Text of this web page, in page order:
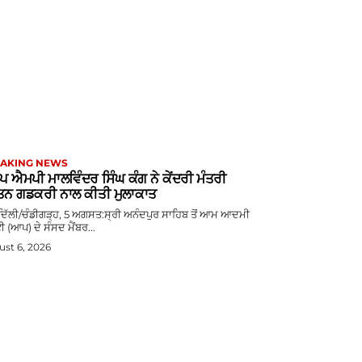
NEWS
ਐਮਪੀ ਮਾਲਵਿੰਦਰ ਸਿੰਘ ਕੰਗ ਨੇ ਕੇਂਦਰੀ ਮੰਤਰੀ
ਗਡਕਰੀ ਨਾਲ ਕੀਤੀ ਮੁਲਾਕਾਤ
ਚੰਡੀਗੜ੍ਹ, 5 ਅਗਸਤ:ਸ੍ਰੀ ਅਨੰਦਪੁਰ ਸਾਹਿਬ ਤੋਂ ਆਮ ਆਦਮੀ
(ਆਪ) ਦੇ ਸੰਸਦ ਮੈਂਬਰ...
6, 2026